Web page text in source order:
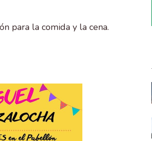
para la comida y la cena.